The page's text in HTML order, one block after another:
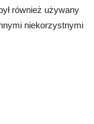
również używany
niekorzystnymi